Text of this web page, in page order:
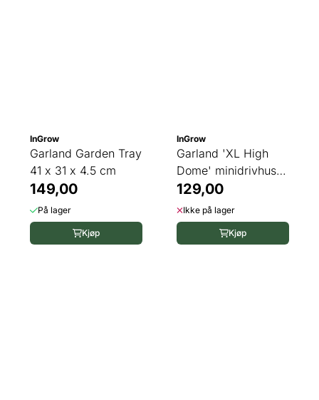
InGrow
Garland Garden Tray
41 x 31 x 4.5 cm
149,00
På lager
Kjøp
InGrow
Garland 'XL High
Dome' minidrivhus,
bunntrau
129,00
Ikke på lager
Kjøp